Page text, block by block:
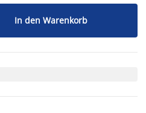
In den Warenkorb